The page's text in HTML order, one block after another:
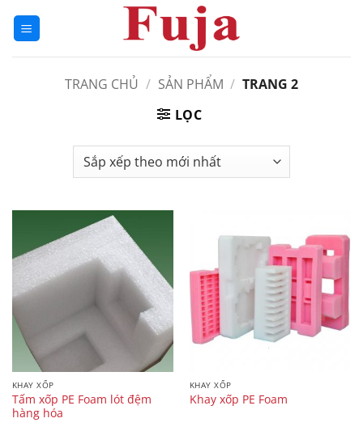
qua
TRANG CHỦ / SẢN PHẨM / TRANG 2
LỌC
KHAY XỐP
Tấm xốp PE Foam lót đệm
hàng hóa
KHAY XỐP
Khay xốp PE Foam